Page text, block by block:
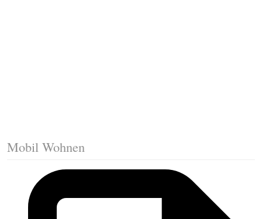
Mobil Wohnen